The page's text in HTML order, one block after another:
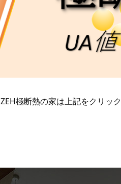
ZEH極断熱の家は上記をクリック